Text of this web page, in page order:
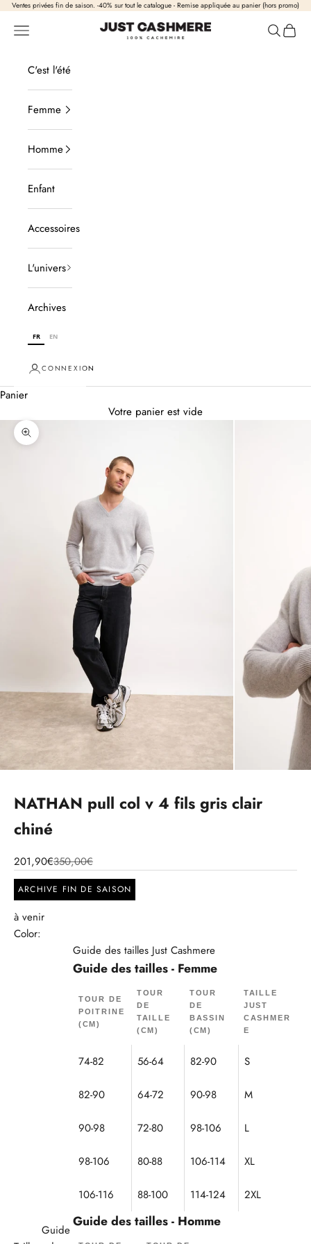
Passer au contenu
Ventes privées fin de saison. -40% sur tout le catalogue - Remise appliquée au panier (hors promo)
Just Cashmere
Ouvrir la navigation Ouvrir la
Voir
C'est l'été
Femme
Homme
Enfant
Accessoires
L'univers
Archives
FR EN
CONNEXION
Panier
Votre panier est vide
Zoomer sur l'image
NATHAN pull col v 4 fils gris clair
chiné
201,90€350,00€
ARCHIVE FIN DE SAISON
à venir
Color:
Guide
Guide des tailles Just Cashmere
Guide des tailles - Femme
TOUR DE
POITRINE
(CM)
TOUR
DE
TAILLE
(CM)
TOUR
DE
BASSIN
(CM)
TAILLE
JUST
CASHMER
E
74-82 56-64 82-90 S
82-90 64-72 90-98 M
90-98 72-80 98-106 L
98-106 80-88 106-114 XL
106-116 88-100 114-124 2XL
Guide des tailles - Homme